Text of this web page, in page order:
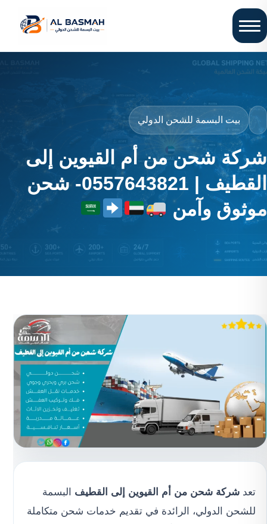
بيت البسمة للشحن الدولي
شركة شحن من أم القيوين إلى
القطيف | 0557643821- شحن
موثوق وآمن
تعد شركة شحن من أم القيوين إلى القطيف البسمة
للشحن الدولي، الرائدة في تقديم خدمات شحن متكاملة